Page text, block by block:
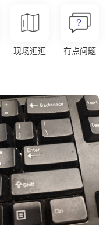
现场逛逛 有点问题